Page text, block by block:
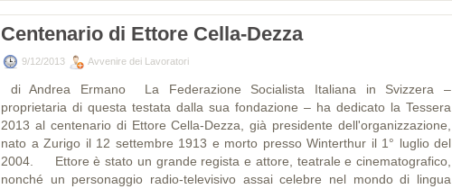
Centenario di Ettore Cella-Dezza
9/12/2013 Avvenire dei Lavoratori
di Andrea Ermano La Federazione Socialista Italiana in Svizzera –
proprietaria di questa testata dalla sua fondazione – ha dedicato la Tessera
2013 al centenario di Ettore Cella-Dezza, già presidente dell'organizzazione,
nato a Zurigo il 12 settembre 1913 e morto presso Winterthur il 1° luglio del
2004. Ettore è stato un grande regista e attore, teatrale e cinematografico,
nonché un personaggio radio-televisivo assai celebre nel mondo di lingua